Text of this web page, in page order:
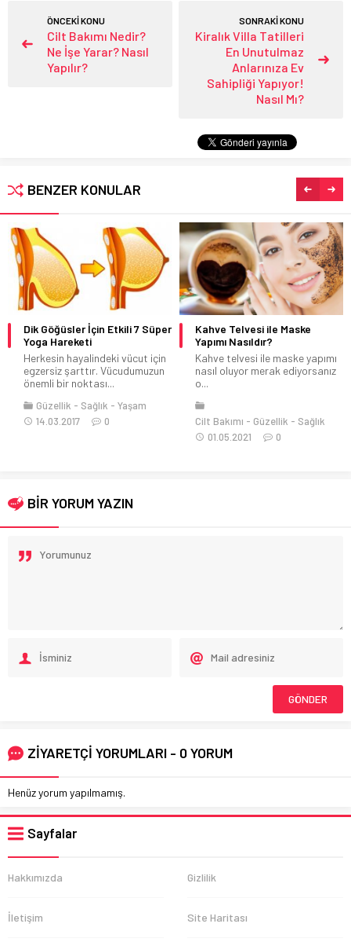
ÖNCEKİ KONU
Cilt Bakımı Nedir?
Ne İşe Yarar? Nasıl
Yapılır?
SONRAKİ KONU
Kiralık Villa Tatilleri
En Unutulmaz
Anlarınıza Ev
Sahipliği Yapıyor!
Nasıl Mı?
BENZER KONULAR
Dik Göğüsler İçin Etkili 7 Süper
Yoga Hareketi
Herkesin hayalindeki vücut için
egzersiz şarttır. Vücudumuzun
önemli bir noktası...
Güzellik Sağlık
Yaşam
14.03.2017
0
Kahve Telvesi ile Maske
Yapımı Nasıldır?
Kahve telvesi ile maske yapımı
nasıl oluyor merak ediyorsanız
o...
Cilt Bakımı Güzellik
Sağlık
01.05.2021
0
BİR YORUM YAZIN
ZİYARETÇİ YORUMLARI - 0 YORUM
Henüz yorum yapılmamış.
Sayfalar
Hakkımızda Gizlilik
İletişim Site Haritası